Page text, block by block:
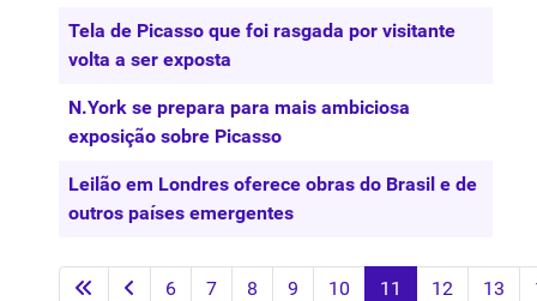
Tela de Picasso que foi rasgada por visitante
volta a ser exposta
N.York se prepara para mais ambiciosa
exposição sobre Picasso
Leilão em Londres oferece obras do Brasil e de
outros países emergentes
6 7 8 9 10 11 12 13